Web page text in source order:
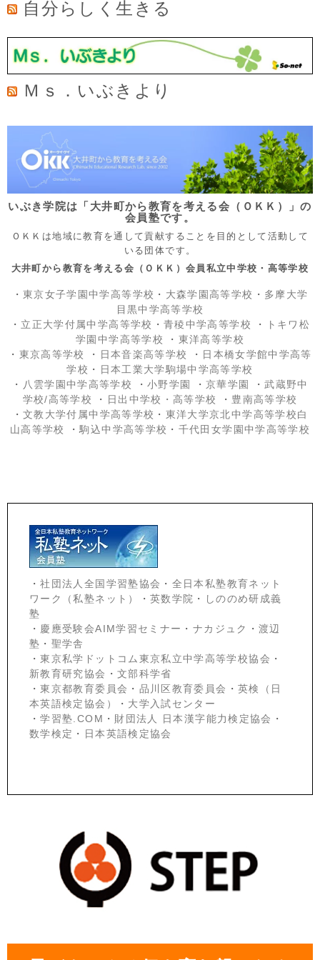
自分らしく生きる
Ｍｓ．いぶきより
いぶき学院は「大井町から教育を考える会（ＯＫＫ）」の
会員塾です。
ＯＫＫは地域に教育を通して貢献することを目的として活動して
いる団体です。
大井町から教育を考える会（ＯＫＫ）会員私立中学校・高等学校
・ 東京女子学園中学高等学校 ・ 大森学園高等学校 ・ 多摩大学
目黒中学高等学校
・ 立正大学付属中学高等学校 ・ 青稜中学高等学校 ・
トキワ松
学園中学高等学校
・ 東洋高等学校
・ 東京高等学校 ・ 日本音楽高等学校 ・ 日本橋女学館中学高等
学校 ・
日本工業大学駒場中学高等学校
・ 八雲学園中学高等学校 ・ 小野学園 ・京華学園 ・武蔵野中
学校/高等学校
・ 日出中学校 ・高等学校 ・ 豊南高等学校
・ 文教大学付属中学高等学校 ・ 東洋大学京北中学高等学校白
山高等学校
・駒込中学高等学校 ・ 千代田女学園中学高等学校
・社団法人全国学習塾協会 ・ 全日本私塾教育ネット
ワーク（私塾ネット）
・ 英数学院 ・
しののめ研成義
塾
・ 慶應受験会AIM学習セミナー ・ ナカジュク ・ 渡辺
塾 ・ 聖学舎
・東京私学ドットコム東京私立中学高等学校協会 ・
新教育研究協会 ・ 文部科学省
・東京都教育委員会 ・ 品川区教育委員会 ・ 英検（日
本英語検定協会）
・ 大学入試センター
・学習塾.COM ・ 財団法人 日本漢字能力検定協会 ・
数学検定 ・ 日本英語検定協会